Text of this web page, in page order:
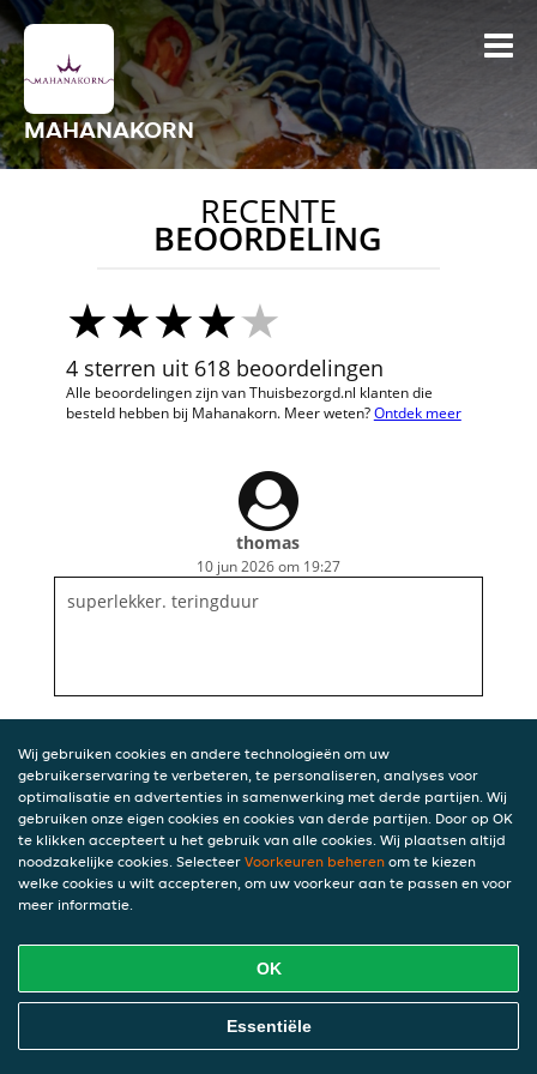
MAHANAKORN
RECENTE
BEOORDELING
4 sterren uit 618 beoordelingen
Alle beoordelingen zijn van Thuisbezorgd.nl klanten die
besteld hebben bij Mahanakorn. Meer weten?Ontdek meer
thomas
10 jun 2026 om 19:27
superlekker. teringduur
Wij gebruiken cookies en andere technologieën om uw
gebruikerservaring te verbeteren, te personaliseren, analyses voor
optimalisatie en advertenties in samenwerking met derde partijen. Wij
gebruiken onze eigen cookies en cookies van derde partijen. Door op OK
te klikken accepteert u het gebruik van alle cookies. Wij plaatsen altijd
noodzakelijke cookies. Selecteer Voorkeuren beheren om te kiezen
welke cookies u wilt accepteren, om uw voorkeur aan te passen en voor
meer informatie.
OK
Essentiële